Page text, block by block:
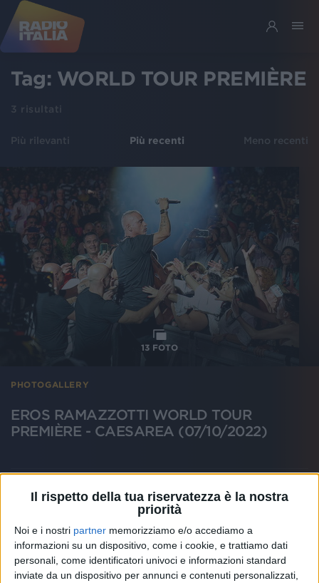
Il rispetto della tua riservatezza è la nostra
priorità
Noi e i nostri partner memorizziamo e/o accediamo a
informazioni su un dispositivo, come i cookie, e trattiamo dati
personali, come identificatori univoci e informazioni standard
inviate da un dispositivo per annunci e contenuti personalizzati,
Tag: WORLD TOUR PREMIÈRE
3 risultati
Più rilevanti Più recenti Meno recenti
PHOTOGALLERY
EROS RAMAZZOTTI WORLD TOUR
PREMIÈRE - CAESAREA (07/10/2022)
13 FOTO